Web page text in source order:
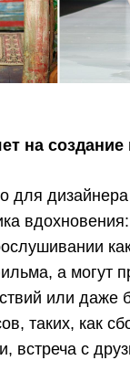
на создание
для
а могут
или даже
таких, как
встреча с